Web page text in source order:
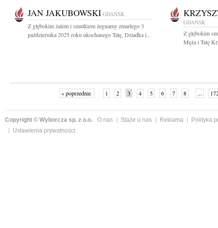
JAN JAKUBOWSKI GDAŃSK
Z głębokim żalem i smutkiem żegnamy zmarłego 3
października 2025 roku ukochanego Tatę, Dziadka i...
GDAŃSK
Z głębokim
Męża i Tatę
« poprzednie 1 2 3 4 5 6 7 8 ...
Copyright © Wyborcza sp. z o.o. O nas Staże u nas Reklama
Polityka
Ustawienia prywatności